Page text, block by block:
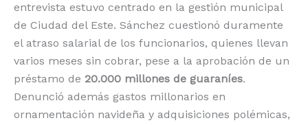
entrevista estuvo centrado en la gestión municipal
de Ciudad del Este. Sánchez cuestionó duramente
el atraso salarial de los funcionarios, quienes llevan
varios meses sin cobrar, pese a la aprobación de un
préstamo de 20.000 millones de guaraníes.
Denunció además gastos millonarios en
ornamentación navideña y adquisiciones polémicas,